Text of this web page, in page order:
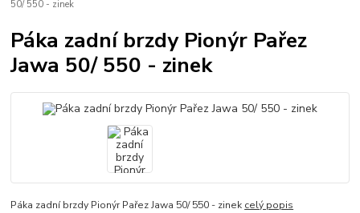
50/ 550 - zinek
Páka zadní brzdy Pionýr Pařez
Jawa 50/ 550 - zinek
Páka zadní brzdy Pionýr Pařez Jawa 50/ 550 - zinek celý popis